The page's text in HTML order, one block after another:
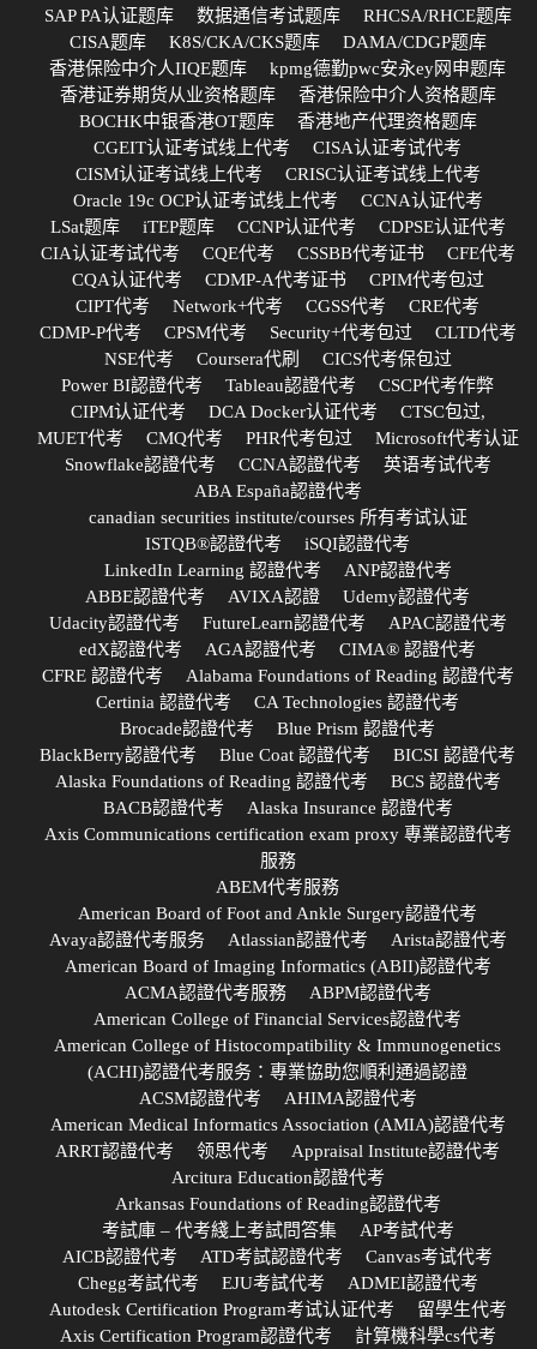
SAP PA认证题库
数据通信考试题库
RHCSA/RHCE题库
CISA题库
K8S/CKA/CKS题库
DAMA/CDGP题库
香港保险中介人IIQE题库
kpmg德勤pwc安永ey网申题库
香港证券期货从业资格题库
香港保险中介人资格题库
BOCHK中银香港OT题库
香港地产代理资格题库
CGEIT认证考试线上代考
CISA认证考试代考
CISM认证考试线上代考
CRISC认证考试线上代考
Oracle 19c OCP认证考试线上代考
CCNA认证代考
LSat题库
iTEP题库 CCNP认证代考
CDPSE认证代考
CIA认证考试代考
CQE代考 CSSBB代考证书
CFE代考
CQA认证代考
CDMP-A代考证书
CPIM代考包过
CIPT代考
Network+代考 CGSS代考
CRE代考
CDMP-P代考
CPSM代考 Security+代考包过
CLTD代考
NSE代考
Coursera代刷
CICS代考保包过
Power BI認證代考
Tableau認證代考
CSCP代考作弊
CIPM认证代考
DCA Docker认证代考
CTSC包过,
MUET代考
CMQ代考 PHR代考包过
Microsoft代考认证
Snowflake認證代考
CCNA認證代考
英语考试代考
ABA España認證代考
canadian securities institute/courses 所有考试认证
ISTQB®認證代考
iSQI認證代考
LinkedIn Learning 認證代考
ANP認證代考
ABBE認證代考
AVIXA認證
Udemy認證代考
Udacity認證代考
FutureLearn認證代考
APAC認證代考
edX認證代考
AGA認證代考
CIMA® 認證代考
CFRE 認證代考
Alabama Foundations of Reading 認證代考
Certinia 認證代考
CA Technologies 認證代考
Brocade認證代考
Blue Prism 認證代考
BlackBerry認證代考
Blue Coat 認證代考
BICSI 認證代考
Alaska Foundations of Reading 認證代考
BCS 認證代考
BACB認證代考
Alaska Insurance 認證代考
Axis Communications certification exam proxy 專業認證代考
服務
ABEM代考服務
American Board of Foot and Ankle Surgery認證代考
Avaya認證代考服务
Atlassian認證代考
Arista認證代考
American Board of Imaging Informatics (ABII)認證代考
ACMA認證代考服務
ABPM認證代考
American College of Financial Services認證代考
American College of Histocompatibility & Immunogenetics
(ACHI)認證代考服务：專業協助您順利通過認證
ACSM認證代考
AHIMA認證代考
American Medical Informatics Association (AMIA)認證代考
ARRT認證代考
领思代考
Appraisal Institute認證代考
Arcitura Education認證代考
Arkansas Foundations of Reading認證代考
考試庫 – 代考綫上考試問答集
AP考試代考
AICB認證代考
ATD考試認證代考
Canvas考试代考
Chegg考試代考
EJU考試代考
ADMEI認證代考
Autodesk Certification Program考试认证代考
留學生代考
Axis Certification Program認證代考
計算機科學cs代考